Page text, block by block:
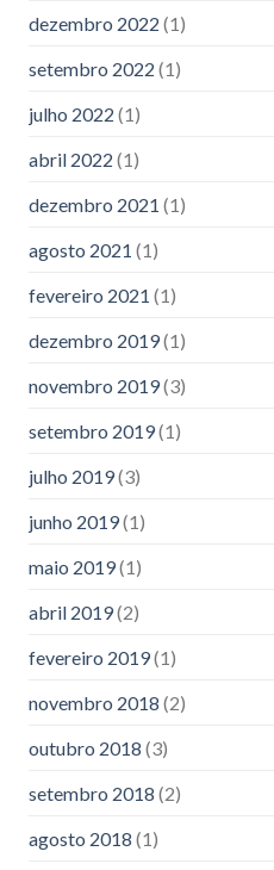
dezembro 2022 (1)
setembro 2022 (1)
julho 2022 (1)
abril 2022 (1)
dezembro 2021 (1)
agosto 2021 (1)
fevereiro 2021 (1)
dezembro 2019(1)
novembro 2019(3)
setembro 2019(1)
julho 2019(3)
junho 2019(1)
maio 2019(1)
abril 2019(2)
fevereiro 2019(1)
novembro 2018 (2)
outubro 2018 (3)
setembro 2018 (2)
agosto 2018 (1)